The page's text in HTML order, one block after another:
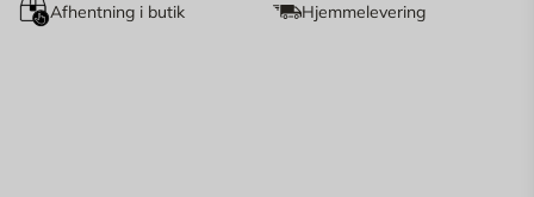
Afhentning i butik Hjemmelevering